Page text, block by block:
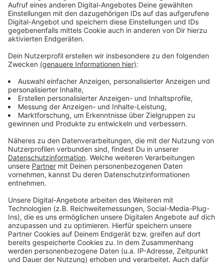
Aufruf: Die Demokratie unterstützen
Anzeige
Einfacher wird es, je mehr Leverkusener sich noch als
Demokratie-Unterstützer melden. Anmelden könnt ihr
euchhier .
Anzeige
Weitere Meldungen aus Leverkusen
Anzeige
Verkehrsunfall: Odenthaler kollidiert mit Leverkusener
Sozialstreik bleibt in Leverkusen überschaubar
Leverkusen erhält Fördermittel zur Sanierung der
Festhalle